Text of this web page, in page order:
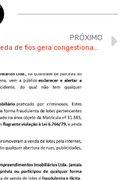
PRÓXIMO
Queda de fios gera congestionamento na rodovia Valinhos-Campinas